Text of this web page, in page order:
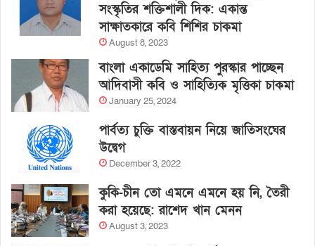
সংস্কৃতির শক্তিশালী দিক: একান্ত
সাক্ষাতকারে কবি শিশির চাকমা
August 8, 2023
বাংলা একাডেমি সাহিত্য পুরস্কার পাচ্ছেন
আদিবাসী কবি ও সাহিত্যিক মৃত্তিকা চাকমা
January 25, 2024
পার্বত্য চুক্তি বাস্তবায়ন নিয়ে জাতিসংঘের
উদ্বেগ
December 3, 2022
কুকি-চীন তো এমনে এমনে হয় নি, তৈরী
করা হয়েছে: রাশেদ খান মেনন
August 3, 2023